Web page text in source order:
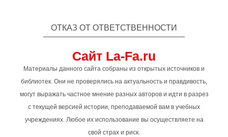
ОТКАЗ ОТ ОТВЕТСТВЕННОСТИ
Сайт La-Fa.ru
Материалы данного сайта собраны из открытых источников и
библиотек. Они не проверялись на актуальность и правдивость,
могут выражать частное мнение разных авторов и идти в разрез
с текущей версией истории, преподаваемой вам в учебных
учреждениях. Любое их использование вы осуществляете на
свой страх и риск.